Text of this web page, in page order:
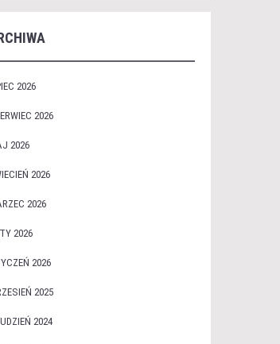
2026
2026
2026
2026
2026
2026
2026
2025
2024